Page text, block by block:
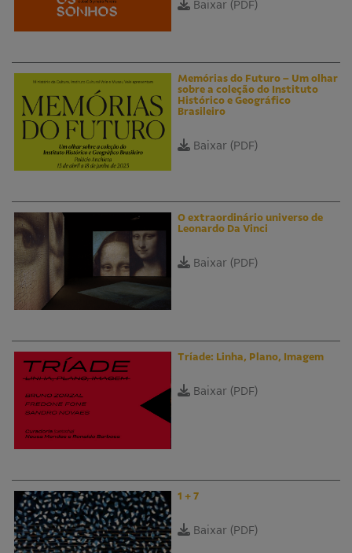
Baixar (PDF)
Memórias do Futuro – Um olhar
sobre a coleção do Instituto
Histórico e Geográfico
Brasileiro
Baixar (PDF)
O extraordinário universo de
Leonardo Da Vinci
Baixar (PDF)
Tríade: Linha, Plano, Imagem
Baixar (PDF)
1 + 7
Baixar (PDF)